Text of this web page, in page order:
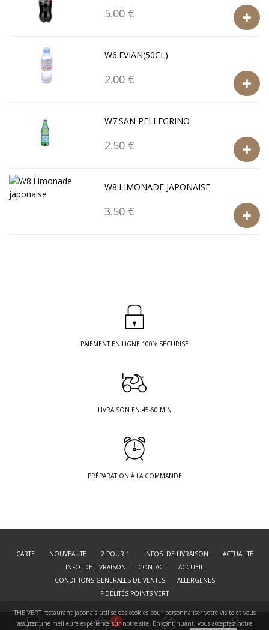
5.00 €
W6.EVIAN(50CL)
2.00 €
W7.SAN PELLEGRINO
2.50 €
W8.LIMONADE JAPONAISE
3.50 €
PAIEMENT EN LIGNE 100% SÉCURISÉ
LIVRAISON EN 45-60 MIN
PRÉPARATION À LA COMMANDE
CARTE NOUVEAUTÉ 2 POUR 1 INFOS. DE LIVRAISON
ACTUALITÉ
INFO. DE LIVRAISON
CONTACT
ACCUEIL
CONDITIONS GENERALES DE VENTES
ALLERGENES
FIDÉLITÉS POINTS VERT
© THE VERT
RESTAURANT JAPONAIS
Web by JH DESIGN
0
THE VERT restaurant japonais utilise des cookies pour personnaliser votre visite et vous
assurer une meilleure expérience sur notre site. En continuant, vous acceptez notre